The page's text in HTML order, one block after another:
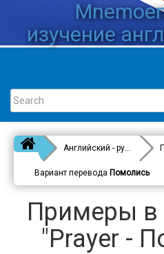
изучение
Английский - русский
Вариант перевода Помолись
Примеры в
"Prayer -